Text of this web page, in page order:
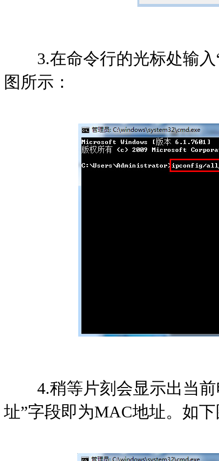
3.在命令行的光标处输入
图所示：
4.稍等片刻会显示出当前
址”字段即为MAC地址。如